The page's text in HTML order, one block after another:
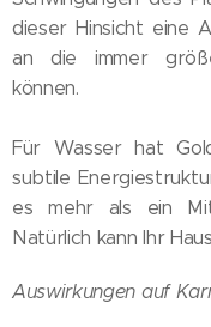
dieser Hinsicht eine
an die immer
können.
Für Wasser hat
subtile
es mehr als ein
Natürlich kann Ihr
Auswirkungen auf